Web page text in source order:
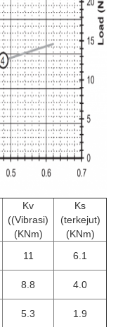
Kv
((Vibrasi)
(KNm)
Ks
(terkejut)
(KNm)
11 6.1
8.8 4.0
5.3 1.9